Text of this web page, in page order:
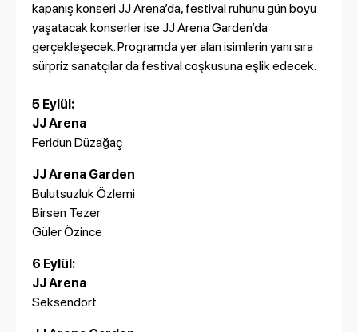
kapanış konseri JJ Arena’da, festival ruhunu gün boyu
yaşatacak konserler ise JJ Arena Garden’da
gerçekleşecek. Programda yer alan isimlerin yanı sıra
sürpriz sanatçılar da festival coşkusuna eşlik edecek.
5 Eylül:
JJ Arena
Feridun Düzağaç
JJ Arena Garden
Bulutsuzluk Özlemi
Birsen Tezer
Güler Özince
6 Eylül:
JJ Arena
Seksendört